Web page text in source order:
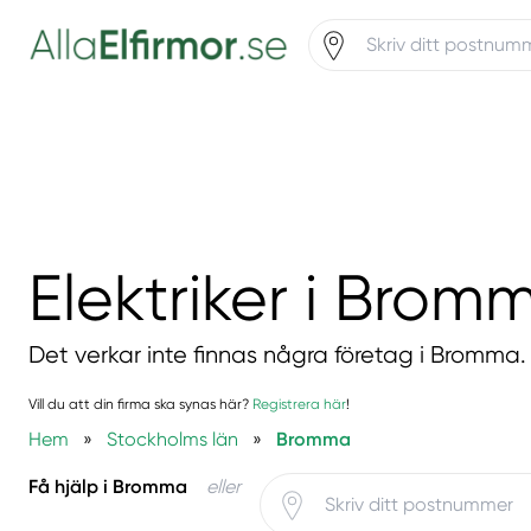
Elektriker i
Det verkar inte finnas några företag i Bromma.
Vill du att din firma ska synas här? Registrera här!
Hem » Stockholms län » Bromma
Få hjälp i Bromma eller